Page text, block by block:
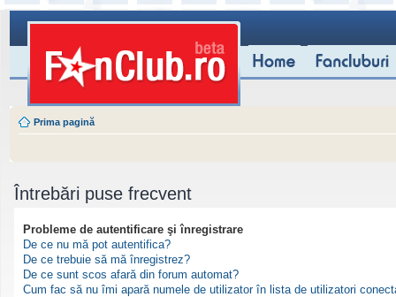
Prima pagină
Întrebări puse frecvent
Probleme de autentificare şi înregistrare
De ce nu mă pot autentifica?
De ce trebuie să mă înregistrez?
De ce sunt scos afară din forum automat?
Cum fac să nu îmi apară numele de utilizator în lista de utilizatori